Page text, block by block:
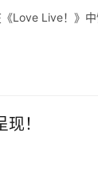
Love Live！》
！